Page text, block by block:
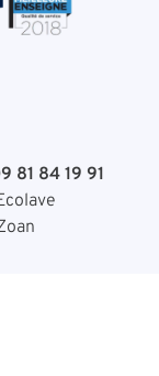
81 84 19 91